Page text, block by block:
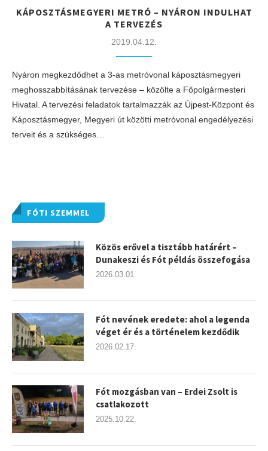
KÁPOSZTÁSMEGYERI METRÓ – NYÁRON INDULHAT
A TERVEZÉS
2019.04.12.
Nyáron megkezdődhet a 3-as metróvonal káposztásmegyeri
meghosszabbításának tervezése – közölte a Főpolgármesteri
Hivatal. A tervezési feladatok tartalmazzák az Újpest-Központ és
Káposztásmegyer, Megyeri út közötti metróvonal engedélyezési
terveit és a szükséges…
FÓTI SZEMMEL
Közös erővel a tisztább határért –
Dunakeszi és Fót példás összefogása
2026.03.01.
Fót nevének eredete: ahol a legenda
véget ér és a történelem kezdődik
2026.02.17.
Fót mozgásban van – Erdei Zsolt is
csatlakozott
2025.10.22.